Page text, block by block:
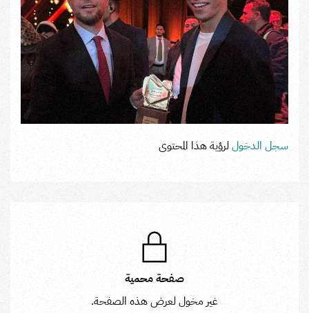
سجل الدخوللرؤية هذا المحتوى
صفحة محمية
غير مخول لعرض هذه الصفحة.